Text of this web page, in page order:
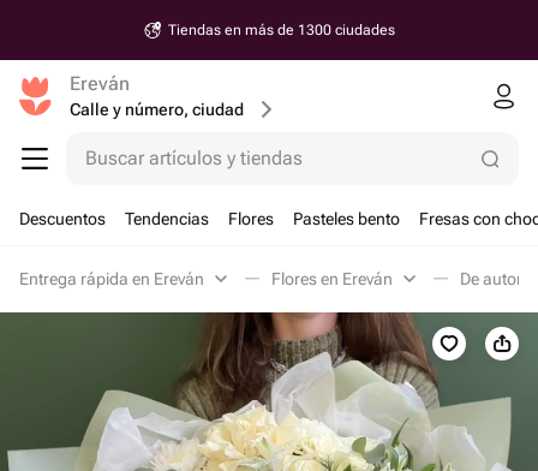
Tiendas en más de 1300 ciudades
Ereván
Calle y número, ciudad
Buscar artículos y tiendas
Descuentos Tendencias Flores Pasteles bento Fresas con
Entrega rápida en Ereván Flores en Ereván De autor